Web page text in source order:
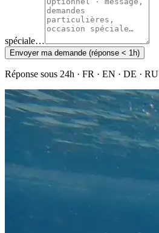
spéciale…
Envoyer ma demande (réponse < 1h)
Réponse sous 24h · FR · EN · DE · RU